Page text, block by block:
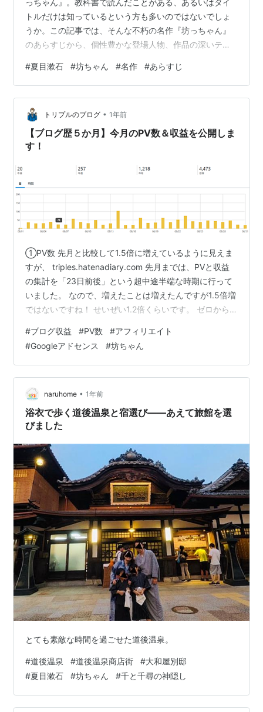
トルだけは知っているという方も多いのではないでしょ
うか。この記事では、そんな不朽の名作『坊っちゃん』
のあらすじから、個性豊かな登場人物、作品の深いテー
解説します。この記事を読めば、あなたも『坊っちゃ
ん』の世界に引き込まれること間違いなしです。 坊っち
ゃん（新潮文庫） 作者:夏目漱石 新潮社 Amazon 『坊っ
ちゃん』とは？作品の基本情報 まずは、『坊っちゃん』
がどのような作品なのか、基本的な情報からご紹介しま
す。いつの時代の、どこを舞台にした物…
#夏目漱石 #坊ちゃん #名作 #あらすじ
トリプルのブログ • 1年前
【ブログ歴５か月】今月のPV数＆収益を公開しま
す！
①PV数 先月と比較して1.5倍に増えているように見えま
すが、 triples.hatenadiary.com 先月までは、PVと収益
の集計を「23日前後」という超中途半端な時期に行って
いました。 なので、増えたことは増えたんですが1.5倍増
ではないですね！ せいぜい1.2倍くらいです。 ゼロから
座 作者:菅家 伸,かん吉 ソーテック社 Amazon PVが増え
た要因として考えられるのは、 ・単純にブログ歴が長く
なった（記事の数も増えた） ・８月はお盆休みがあった
ので出かける機会が多く、地元情報の記事をたくさん書
けた ・リアルの知り合いに読…
#ブログ収益 #PV数 #アフィリエイト
#Googleアドセンス #坊ちゃん
naruhome • 1年前
浴衣で歩く道後温泉と宿選び――あえて旅館を選
びました
とても素敵な時間を過ごせた道後温泉。
#道後温泉 #道後温泉商店街 #大和屋別邸
#夏目漱石 #坊ちゃん #千と千尋の神隠し